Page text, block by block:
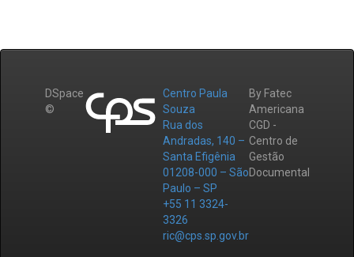
DSpace
©
Centro Paula
Souza
Rua dos
Andradas, 140 –
Santa Efigênia
01208-000 – São
Paulo – SP
+55 11 3324-
3326
ric@cps.sp.gov.br
By Fatec
Americana
CGD -
Centro de
Gestão
Documental